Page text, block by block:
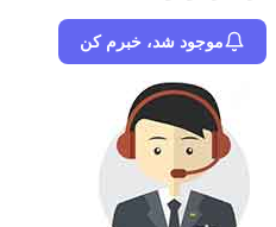
موجود شد، خبرم کن